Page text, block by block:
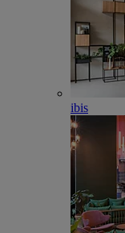
ibis